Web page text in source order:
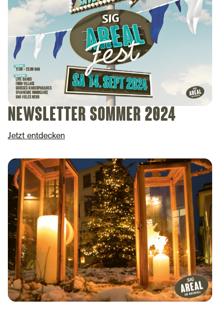
Newsletter Sommer 2024
Jetzt entdecken